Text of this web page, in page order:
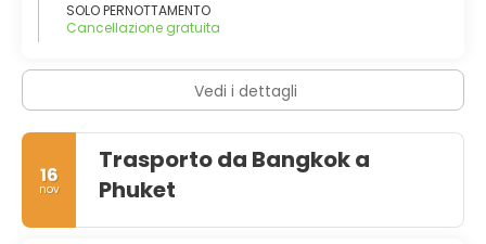
SOLO PERNOTTAMENTO
Cancellazione gratuita
Vedi i dettagli
16
nov
Trasporto da Bangkok a
Phuket